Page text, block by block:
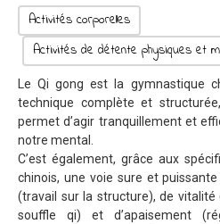
Activités corporelles
Activités de détente physiques et
Le Qi gong est la gymnastique
technique complète et
permet d’agir tranquillement et
notre mental.
C’est également, grâce aux
chinois, une voie sure et
(travail sur la structure), de
souffle qi) et d’apaisement